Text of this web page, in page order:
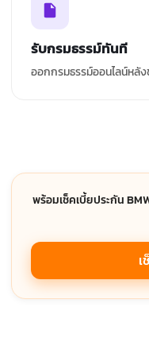
รับกรมธรรม์ทันที
ออกกรมธรรม์ออนไลน์หลัง
พร้อมเช็คเบี้ยประกัน
เ